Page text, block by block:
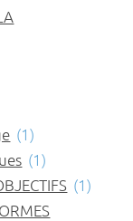
(1)
(1)
(1)